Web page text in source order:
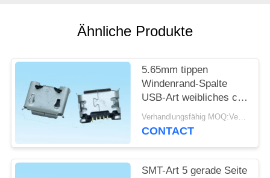
PRIVACY
POLICY
Ähnliche Produkte
5.65mm tippen
Windenrand-Spalte
USB-Art weibliches c-
Verbindungsstück
PWB-Brett ein
Verhandlungsfähig MOQ:Verhandelbar
CONTACT
SMT-Art 5 gerade Seite